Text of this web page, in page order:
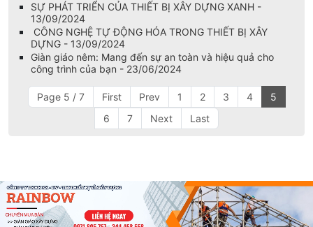
SỰ PHÁT TRIỂN CỦA THIẾT BỊ XÂY DỰNG XANH -
13/09/2024
CÔNG NGHỆ TỰ ĐỘNG HÓA TRONG THIẾT BỊ XÂY
DỰNG - 13/09/2024
Giàn giáo nêm: Mang đến sự an toàn và hiệu quả cho
công trình của bạn - 23/06/2024
Page 5 / 7 First Prev 1 2 3 4
5
6
7 Next Last